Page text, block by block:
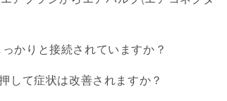
かりと接続されていますか？
して症状は改善されますか？